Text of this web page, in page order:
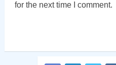
for the next time I comment.